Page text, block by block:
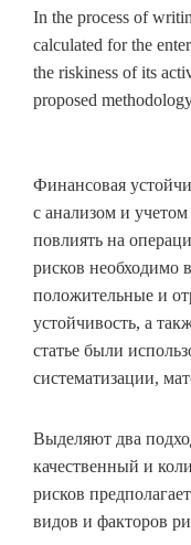
In the process of
calculated for the
the riskiness of its
proposed
Финансовая
с анализом и
повлиять на
рисков необходимо
положительные и
устойчивость, а
статье были
систематизации,
Выделяют два
качественный и
рисков
видов и факторов